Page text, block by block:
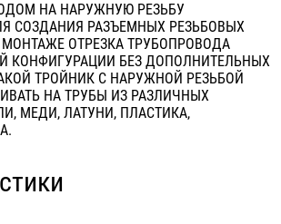
НА НАРУЖНУЮ РЕЗЬБУ
СОЗДАНИЯ РАЗЪЕМНЫХ РЕЗЬБОВЫХ
ОТРЕЗКА ТРУБОПРОВОДА
КОНФИГУРАЦИИ БЕЗ ДОПОЛНИТЕЛЬНЫХ
ТРОЙНИК С НАРУЖНОЙ РЕЗЬБОЙ
НА ТРУБЫ ИЗ РАЗЛИЧНЫХ
МЕДИ, ЛАТУНИ, ПЛАСТИКА,